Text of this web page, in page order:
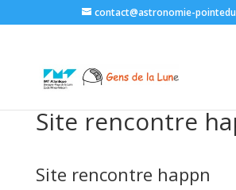
contact@astronomie-
Site rencontre
Site rencontre happn